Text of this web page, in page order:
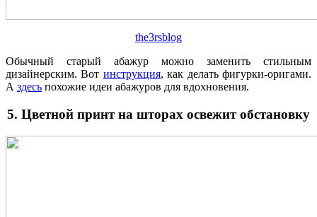
the3rsblog
Обычный старый абажур можно заменить стильным
дизайнерским. Вот инструкция, как делать фигурки-оригами.
А здесь похожие идеи абажуров для вдохновения.
5. Цветной принт на шторах освежит обстановку